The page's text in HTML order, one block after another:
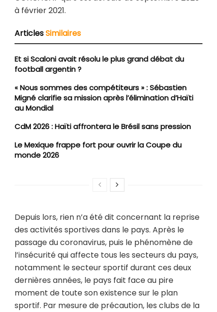
à février 2021.
ArticlesSimilaires
Et si Scaloni avait résolu le plus grand débat du
football argentin ?
« Nous sommes des compétiteurs » : Sébastien
Migné clarifie sa mission après l’élimination d’Haïti
au Mondial
CdM 2026 : Haïti affrontera le Brésil sans pression
Le Mexique frappe fort pour ouvrir la Coupe du
monde 2026
Depuis lors, rien n’a été dit concernant la reprise
des activités sportives dans le pays. Après le
passage du coronavirus, puis le phénomène de
l’insécurité qui affecte tous les secteurs du pays,
notamment le secteur sportif durant ces deux
dernières années, le pays fait face au pire
moment de toute son existence sur le plan
sportif. Par mesure de précaution, les clubs de la